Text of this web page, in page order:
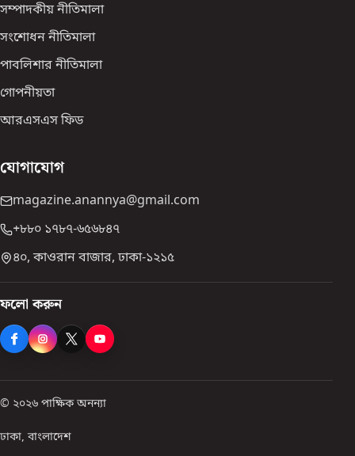
সম্পাদকীয় নীতিমালা
সংশোধন নীতিমালা
পাবলিশার নীতিমালা
গোপনীয়তা
আরএসএস ফিড
যোগাযোগ
magazine.anannya@gmail.com
+৮৮০ ১৭৮৭-৬৫৬৮৪৭
৪০, কাওরান বাজার, ঢাকা-১২১৫
ফলো করুন
© ২০২৬ পাক্ষিক অনন্যা
ঢাকা, বাংলাদেশ